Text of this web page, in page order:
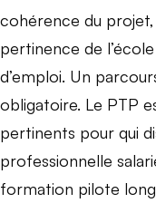
cohérence du projet,
pertinence de
d’emploi. Un
obligatoire. Le PTP
pertinents pour qui
professionnelle
formation pilote